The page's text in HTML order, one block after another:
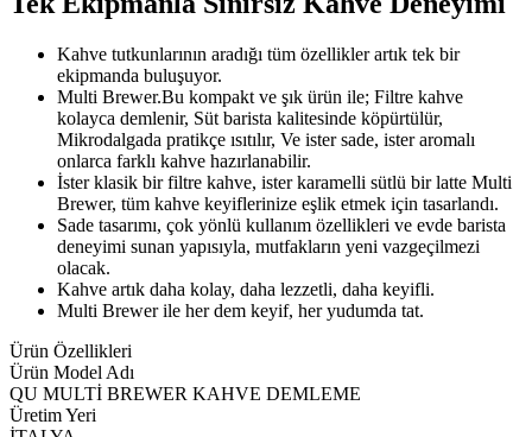
Kahve tutkunlarının aradığı tüm özellikler artık tek bir
ekipmanda buluşuyor.
Multi Brewer.Bu kompakt ve şık ürün ile; Filtre kahve
kolayca demlenir, Süt barista kalitesinde köpürtülür,
Mikrodalgada pratikçe ısıtılır, Ve ister sade, ister aromalı
onlarca farklı kahve hazırlanabilir.
İster klasik bir filtre kahve, ister karamelli sütlü bir latte Multi
Brewer, tüm kahve keyiflerinize eşlik etmek için tasarlandı.
Sade tasarımı, çok yönlü kullanım özellikleri ve evde barista
deneyimi sunan yapısıyla, mutfakların yeni vazgeçilmezi
olacak.
Kahve artık daha kolay, daha lezzetli, daha keyifli.
Multi Brewer ile her dem keyif, her yudumda tat.
Ürün Özellikleri
Ürün Model Adı
QU MULTİ BREWER KAHVE DEMLEME
Üretim Yeri